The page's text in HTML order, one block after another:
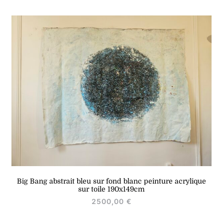
Big Bang abstrait bleu sur fond blanc peinture acrylique
sur toile 190x149cm
2500,00 €